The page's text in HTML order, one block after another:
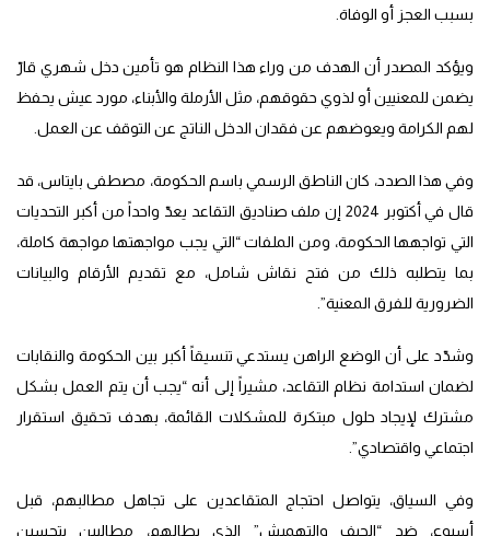
بسبب العجز أو الوفاة.
ويؤكد المصدر أن الهدف من وراء هذا النظام هو تأمين دخل شهري قارّ
يضمن للمعنيين أو لذوي حقوقهم، مثل الأرملة والأبناء، مورد عيش يحفظ
لهم الكرامة ويعوضهم عن فقدان الدخل الناتج عن التوقف عن العمل.
وفي هذا الصدد، كان الناطق الرسمي باسم الحكومة، مصطفى بايتاس، قد
قال في أكتوبر 2024 إن ملف صناديق التقاعد يعدّ واحداً من أكبر التحديات
التي تواجهها الحكومة، ومن الملفات “التي يجب مواجهتها مواجهة كاملة،
بما يتطلبه ذلك من فتح نقاش شامل، مع تقديم الأرقام والبيانات
الضرورية للفرق المعنية”.
وشدّد على أن الوضع الراهن يستدعي تنسيقاً أكبر بين الحكومة والنقابات
لضمان استدامة نظام التقاعد، مشيراً إلى أنه “يجب أن يتم العمل بشكل
مشترك لإيجاد حلول مبتكرة للمشكلات القائمة، بهدف تحقيق استقرار
اجتماعي واقتصادي”.
وفي السياق، يتواصل احتجاج المتقاعدين على تجاهل مطالبهم، قبل
أسبوع، ضد “الحيف والتهميش” الذي يطالهم، مطالبين بتحسين